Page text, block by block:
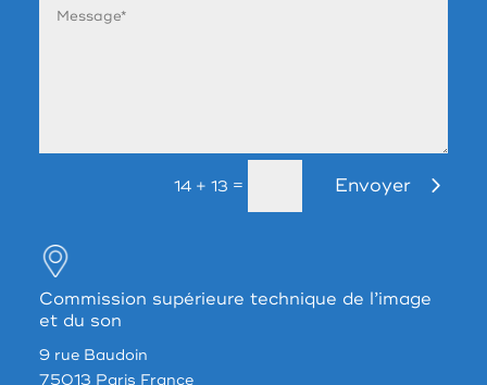
14 + 13 = Envoyer
Commission supérieure technique de l’image
et du son
9 rue Baudoin
75013 Paris France